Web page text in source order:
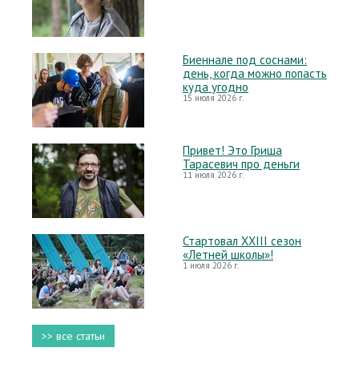
Биеннале под соснами:
день, когда можно попасть
куда угодно
15 июля 2026 г.
Привет! Это Гриша
Тарасевич про деньги
11 июля 2026 г.
Стартовал XXIII сезон
«Летней школы»!
1 июля 2026 г.
>> все статьи